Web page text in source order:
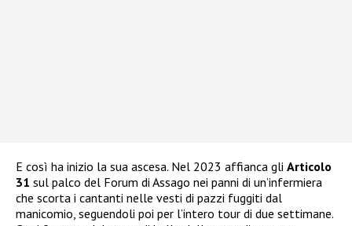
E così ha inizio la sua ascesa. Nel 2023 affianca gli Articolo
31 sul palco del Forum di Assago nei panni di un’infermiera
che scorta i cantanti nelle vesti di pazzi fuggiti dal
manicomio, seguendoli poi per l’intero tour di due settimane.